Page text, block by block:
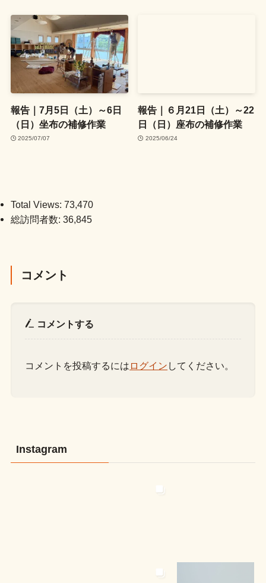
報告｜7月5日（土）～6日
（日）坐布の補修作業
2025/07/07
報告｜６月21日（土）～22
日（日）座布の補修作業
2025/06/24
Total Views: 73,470
総訪問者数: 36,845
コメント
コメントする
コメントを投稿するには ログイン してください。
Instagram